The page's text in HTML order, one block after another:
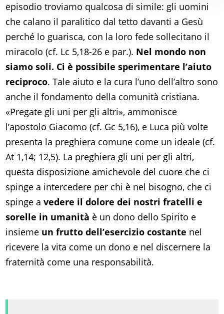
episodio troviamo qualcosa di simile: gli uomini
che calano il paralitico dal tetto davanti a Gesù
perché lo guarisca, con la loro fede sollecitano il
miracolo (cf. Lc 5,18-26 e par.). Nel mondo non
siamo soli. Ci è possibile sperimentare l’aiuto
reciproco. Tale aiuto e la cura l’uno dell’altro sono
anche il fondamento della comunità cristiana.
«Pregate gli uni per gli altri», ammonisce
l’apostolo Giacomo (cf. Gc 5,16), e Luca più volte
presenta la preghiera comune come un ideale (cf.
At 1,14; 12,5). La preghiera gli uni per gli altri,
questa disposizione amichevole del cuore che ci
spinge a intercedere per chi è nel bisogno, che ci
spinge avedere il dolore dei nostri fratelli e
sorelle in umanità è un dono dello Spirito e
insieme un frutto dell’esercizio costante nel
ricevere la vita come un dono e nel discernere la
fraternità come una responsabilità.